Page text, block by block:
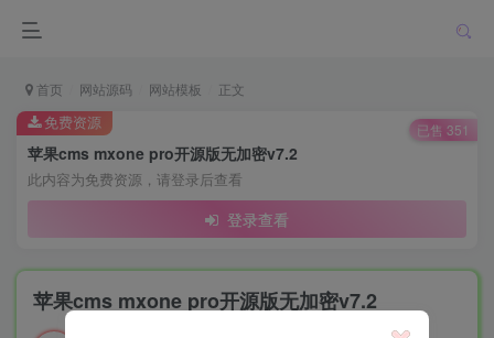
首页 网站源码 网站模板 正文
苹果cms mxone pro开源版无加密v7.2
此内容为免费资源，请登录后查看
登录查看
免费资源 已售 351
苹果cms mxone pro开源版无加密v7.2